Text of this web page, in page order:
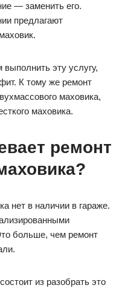
— заменить его.
предлагают
эту услугу,
К тому же ремонт
маховика,
маховика.
ремонт
нет в наличии в гараже.
больше, чем ремонт
из разобрать это